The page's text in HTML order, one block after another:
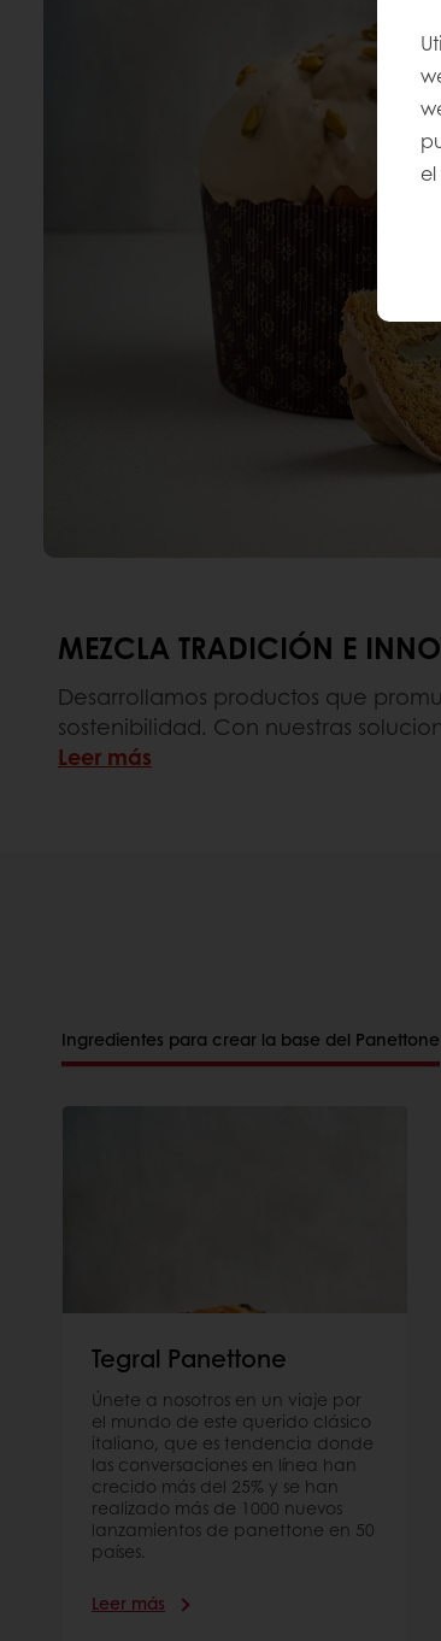
MEZCLA TRADICIÓN E
Desarrollamos productos que
sostenibilidad. Con nuestras
Leer más
Ingredientes para crear la base del Panettone
Tegral Panettone
Únete a nosotros en un viaje por
el mundo de este querido clásico
italiano, que es tendencia donde
las conversaciones en línea han
crecido más del 25% y se han
realizado más de 1000 nuevos
lanzamientos de panettone en 50
países.
Leer más